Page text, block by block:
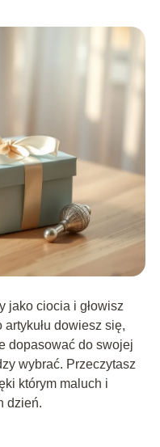
jako ciocia i głowisz
dowiesz się,
dopasować do swojej
wybrać. Przeczytasz
którym maluch i
dzień.